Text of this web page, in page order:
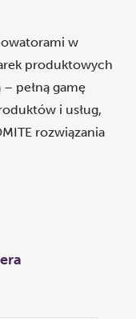
w
produktowych
pełną gamę
i usług,
rozwiązania